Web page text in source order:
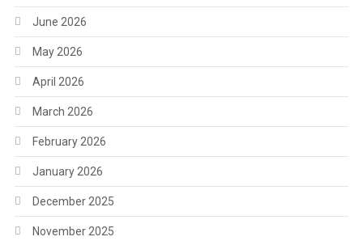
June 2026
May 2026
April 2026
March 2026
February 2026
January 2026
December 2025
November 2025